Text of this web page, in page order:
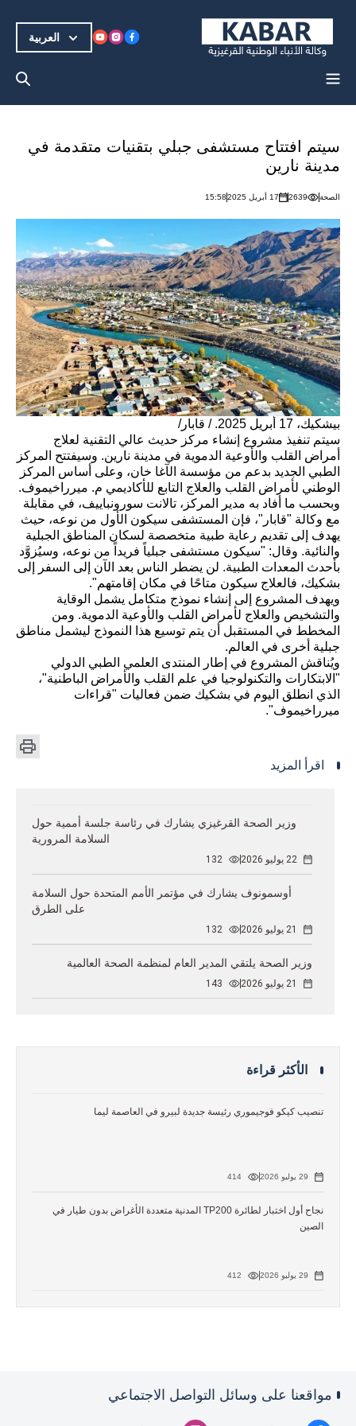
العربية
سيتم افتتاح مستشفى جبلي بتقنيات متقدمة في
مدينة نارين
الصحة 2639 17 أبريل 2025 15:58
بيشكيك، 17 أبريل 2025. / قابار/
سيتم تنفيذ مشروع إنشاء مركز حديث عالي التقنية لعلاج
أمراض القلب والأوعية الدموية في مدينة نارين. وسيفتتح المركز
الطبي الجديد بدعم من مؤسسة الآغا خان، وعلى أساس المركز
الوطني لأمراض القلب والعلاج التابع للأكاديمي م. ميرراخيموف.
وبحسب ما أفاد به مدير المركز، تالانت سورونباييف، في مقابلة
مع وكالة "قابار"، فإن المستشفى سيكون الأول من نوعه، حيث
يهدف إلى تقديم رعاية طبية متخصصة لسكان المناطق الجبلية
والنائية. وقال: "سيكون مستشفى جبلياً فريداً من نوعه، وسيُزوَّد
بأحدث المعدات الطبية. لن يضطر الناس بعد الآن إلى السفر إلى
بشكيك، فالعلاج سيكون متاحًا في مكان إقامتهم".
ويهدف المشروع إلى إنشاء نموذج متكامل يشمل الوقاية
والتشخيص والعلاج لأمراض القلب والأوعية الدموية. ومن
المخطط في المستقبل أن يتم توسيع هذا النموذج ليشمل مناطق
جبلية أخرى في العالم.
ويُناقش المشروع في إطار المنتدى العلمي الطبي الدولي
"الابتكارات والتكنولوجيا في علم القلب والأمراض الباطنية"،
الذي انطلق اليوم في بشكيك ضمن فعاليات "قراءات
ميرراخيموف".
اقرأ المزيد
وزير الصحة القرغيزي يشارك في رئاسة جلسة أممية حول
السلامة المرورية
22 يوليو 2026 132
أوسمونوف يشارك في مؤتمر الأمم المتحدة حول السلامة
على الطرق
21 يوليو 2026 132
وزير الصحة يلتقي المدير العام لمنظمة الصحة العالمية
21 يوليو 2026 143
الأكثر قراءة
تنصيب كيكو فوجيموري رئيسة جديدة لبيرو في العاصمة ليما
29 يوليو 2026 414
نجاح أول اختبار لطائرة TP200 المدنية متعددة الأغراض بدون طيار في
الصين
29 يوليو 2026 412
مواقعنا على وسائل التواصل الاجتماعي